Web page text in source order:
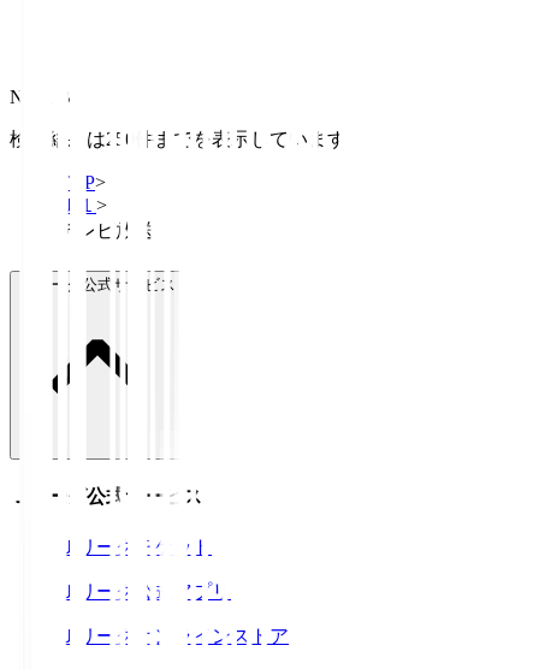
NHK BS
検索結果は250件までを表示しています
TOP>
Ｊ１ >
テレビ放送
Ｊリーグ公式サービス
Ｊリーグ公式サービス
Ｊリーグチケット
Ｊリーグ公式アプリ
Ｊリーグオンラインストア